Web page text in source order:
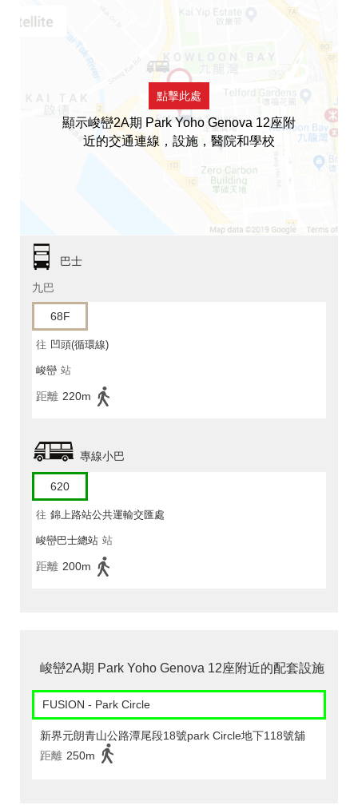
點擊此處
顯示峻巒2A期 Park Yoho Genova 12座附
近的交通連線，設施，醫院和學校
巴士
九巴
68F
往 凹頭(循環線)
峻巒 站
距離 220m
專線小巴
620
往 錦上路站公共運輸交匯處
峻巒巴士總站 站
距離 200m
峻巒2A期 Park Yoho Genova 12座附近的配套設施
FUSION - Park Circle
新界元朗青山公路潭尾段18號park Circle地下118號舖
距離 250m